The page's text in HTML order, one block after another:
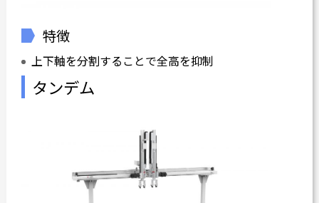
特徴
上下軸を分割することで全高を抑制
タンデム